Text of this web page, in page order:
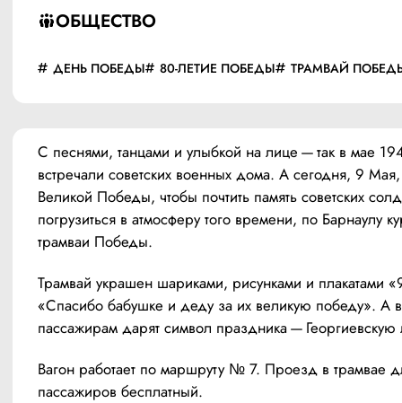
ОБЩЕСТВО
ДЕНЬ ПОБЕДЫ 80-ЛЕТИЕ ПОБЕДЫ ТРАМВАЙ
С песнями, танцами и улыбкой на лице — так в мае
встречали советских военных дома. А сегодня, 9
Великой Победы, чтобы почтить память советских
погрузиться в атмосферу того времени, по Барнаулу
трамваи Победы.
Трамвай украшен шариками, рисунками и плакатами
«Спасибо бабушке и деду за их великую победу». А
пассажирам дарят символ праздника — Георгиевскую
Вагон работает по маршруту № 7. Проезд в трамвае
пассажиров бесплатный.